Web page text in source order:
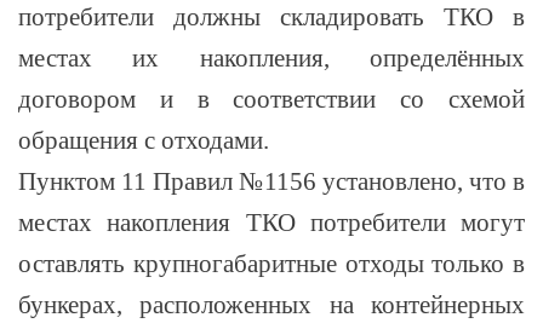
потребители должны складировать ТКО в
местах их накопления, определённых
договором и в соответствии со схемой
обращения с отходами.
Пунктом 11 Правил №1156 установлено, что в
местах накопления ТКО потребители могут
оставлять крупногабаритные отходы только в
бункерах, расположенных на контейнерных